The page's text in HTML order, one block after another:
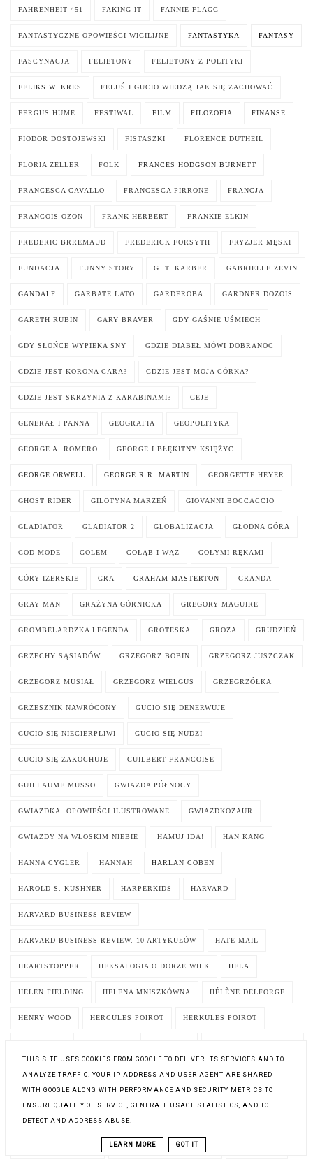
FAHRENHEIT 451 FAKING IT FANNIE FLAGG
FANTASTYCZNE OPOWIEŚCI WIGILIJNE FANTASTYKA FANTASY
FASCYNACJA FELIETONY FELIETONY Z POLITYKI
FELIKS W. KRES FELUŚ I GUCIO WIEDZĄ JAK SIĘ ZACHOWAĆ
FERGUS HUME FESTIWAL FILM FILOZOFIA FINANSE
FIODOR DOSTOJEWSKI FISTASZKI FLORENCE DUTHEIL
FLORIA ZELLER FOLK FRANCES HODGSON BURNETT
FRANCESCA CAVALLO FRANCESCA PIRRONE FRANCJA
FRANCOIS OZON FRANK HERBERT FRANKIE ELKIN
FREDERIC BRREMAUD FREDERICK FORSYTH FRYZJER MĘSKI
FUNDACJA FUNNY STORY G. T. KARBER GABRIELLE ZEVIN
GANDALF GARBATE LATO GARDEROBA GARDNER DOZOIS
GARETH RUBIN GARY BRAVER GDY GAŚNIE UŚMIECH
GDY SŁOŃCE WYPIEKA SNY GDZIE DIABEŁ MÓWI DOBRANOC
GDZIE JEST KORONA CARA? GDZIE JEST MOJA CÓRKA?
GDZIE JEST SKRZYNIA Z KARABINAMI? GEJE
GENERAŁ I PANNA GEOGRAFIA GEOPOLITYKA
GEORGE A. ROMERO GEORGE I BŁĘKITNY KSIĘŻYC
GEORGE ORWELL GEORGE R.R. MARTIN GEORGETTE HEYER
GHOST RIDER GILOTYNA MARZEŃ GIOVANNI BOCCACCIO
GLADIATOR GLADIATOR 2 GLOBALIZACJA GŁODNA GÓRA
GOD MODE GOLEM GOŁĄB I WĄŻ GOŁYMI RĘKAMI
GÓRY IZERSKIE GRA GRAHAM MASTERTON GRANDA
GRAY MAN GRAŻYNA GÓRNICKA GREGORY MAGUIRE
GROMBELARDZKA LEGENDA GROTESKA GROZA GRUDZIEŃ
GRZECHY SĄSIADÓW GRZEGORZ BOBIN GRZEGORZ JUSZCZAK
GRZEGORZ MUSIAŁ GRZEGORZ WIELGUS GRZEGRZÓŁKA
GRZESZNIK NAWRÓCONY GUCIO SIĘ DENERWUJE
GUCIO SIĘ NIECIERPLIWI GUCIO SIĘ NUDZI
GUCIO SIĘ ZAKOCHUJE GUILBERT FRANCOISE
GUILLAUME MUSSO GWIAZDA PÓŁNOCY
GWIAZDKA. OPOWIEŚCI ILUSTROWANE GWIAZDKOZAUR
GWIAZDY NA WŁOSKIM NIEBIE HAMUJ IDA! HAN KANG
HANNA CYGLER HANNAH HARLAN COBEN
HAROLD S. KUSHNER HARPERKIDS HARVARD
HARVARD BUSINESS REVIEW
HARVARD BUSINESS REVIEW. 10 ARTYKUŁÓW HATE MAIL
HEARTSTOPPER HEKSALOGIA O DORZE WILK HELA
HELEN FIELDING HELENA MNISZKÓWNA HÉLÈNE DELFORGE
HENRY WOOD HERCULES POIROT HERKULES POIROT
HUMPHREY CARPENTER
I ZBAW MNIE ODE ZŁEGO
THIS SITE USES COOKIES FROM GOOGLE TO DELIVER ITS SERVICES AND TO
ANALYZE TRAFFIC. YOUR IP ADDRESS AND USER-AGENT ARE SHARED
WITH GOOGLE ALONG WITH PERFORMANCE AND SECURITY METRICS TO
ENSURE QUALITY OF SERVICE, GENERATE USAGE STATISTICS, AND TO
DETECT AND ADDRESS ABUSE.
LEARN MORE GOT IT